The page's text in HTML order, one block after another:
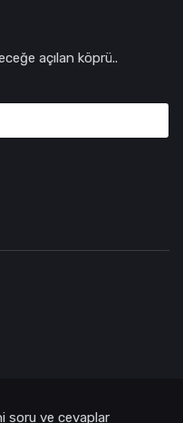
açılan köprü..
soru ve cevaplar